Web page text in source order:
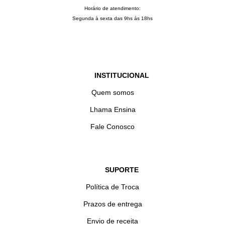
Horário de atendimento:
Segunda à sexta das 9hs ás 18hs
INSTITUCIONAL
Quem somos
Lhama Ensina
Fale Conosco
SUPORTE
Política de Troca
Prazos de entrega
Envio de receita